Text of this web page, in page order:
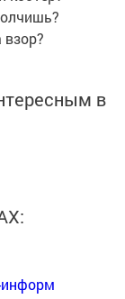
в
информ